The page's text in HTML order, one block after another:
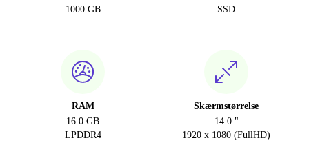
1000 GB
SSD
RAM
16.0 GB
LPDDR4
Skærmstørrelse
14.0 "
1920 x 1080 (FullHD)